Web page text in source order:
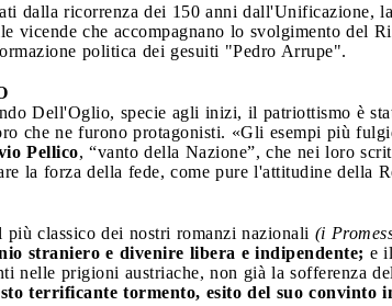
dalla ricorrenza dei 150 anni dall'Unificazione,
vicende che accompagnano lo svolgimento del
politica dei gesuiti "Pedro Arrupe".
Dell'Oglio, specie agli inizi, il patriottismo è
che ne furono protagonisti. «Gli esempi più
Pellico, “vanto della Nazione”, che nei loro
la forza della fede, come pure l'attitudine della
classico dei nostri romanzi nazionali (i
straniero e divenire libera e indipendente; e
nelle prigioni austriache, non già la sofferenza
terrificante tormento, esito del suo convinto